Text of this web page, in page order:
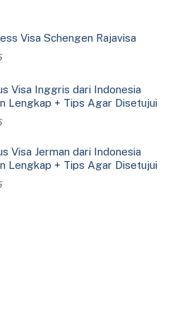
Visa Schengen Rajavisa
Visa Inggris dari Indonesia
Lengkap + Tips Agar Disetujui
Visa Jerman dari Indonesia
Lengkap + Tips Agar Disetujui